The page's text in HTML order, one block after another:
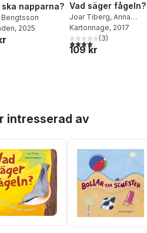
ska napparna?
Bengtsson
, 2025
Vad säger fågeln?
Joar Tiberg, Anna
Bengtsson
Kartonnage, 2017
4,0utav 5 stjärnor.
(3)
109 kr
intresserad av